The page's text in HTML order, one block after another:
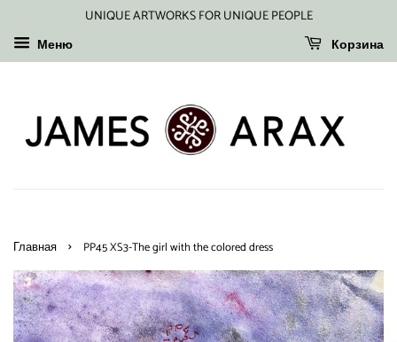
UNIQUE ARTWORKS FOR UNIQUE PEOPLE
Меню
Корзина
Главная › PP45 XS3-The girl with the colored dress